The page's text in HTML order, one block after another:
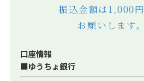
振込金額は1,000
お願いします。
口座情報
■ゆうちょ銀行